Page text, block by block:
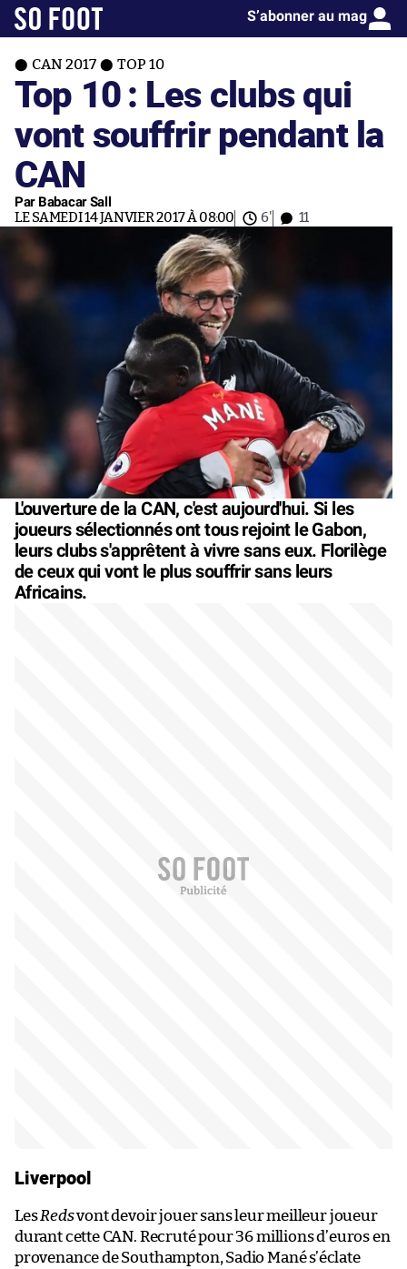
S’abonner au mag
CAN 2017 TOP 10
Top 10 : Les clubs qui
vont souffrir pendant la
CAN
Par Babacar Sall
LE SAMEDI 14 JANVIER 2017 À 08:00 6' 11
L'ouverture de la CAN, c'est aujourd'hui. Si les
joueurs sélectionnés ont tous rejoint le Gabon,
leurs clubs s'apprêtent à vivre sans eux. Florilège
de ceux qui vont le plus souffrir sans leurs
Africains.
Liverpool
LesRedsvont devoir jouer sans leur meilleur joueur
durant cette CAN. Recruté pour 36 millions d’euros en
provenance de Southampton, Sadio Mané s’éclate